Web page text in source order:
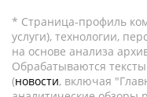
* Страница-профиль
услуги), технологии,
на основе анализа
Обрабатываются
(новости, включая